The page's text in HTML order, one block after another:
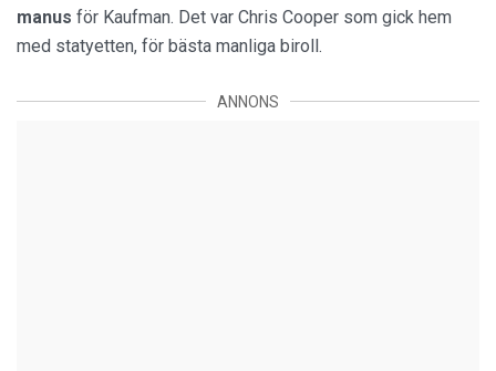
manus för Kaufman. Det var Chris Cooper som gick hem
med statyetten, för bästa manliga biroll.
ANNONS